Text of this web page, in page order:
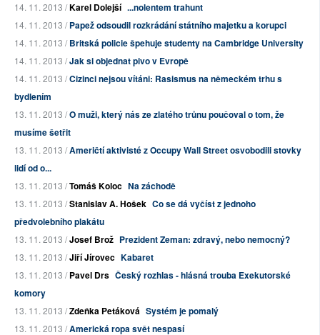
14. 11. 2013 /Karel Dolejší ...nolentem trahunt
14. 11. 2013 /Papež odsoudil rozkrádání státního majetku a korupci
14. 11. 2013 /Britská policie špehuje studenty na Cambridge University
14. 11. 2013 /Jak si objednat pivo v Evropě
14. 11. 2013 /Cizinci nejsou vítáni: Rasismus na německém trhu s
bydlením
13. 11. 2013 /O muži, který nás ze zlatého trůnu poučoval o tom, že
musíme šetřit
13. 11. 2013 /Američtí aktivisté z Occupy Wall Street osvobodili stovky
lidí od o...
13. 11. 2013 /Tomáš Koloc Na záchodě
13. 11. 2013 /Stanislav A. Hošek Co se dá vyčíst z jednoho
předvolebního plakátu
13. 11. 2013 /Josef Brož Prezident Zeman: zdravý, nebo nemocný?
13. 11. 2013 /Jiří Jírovec Kabaret
13. 11. 2013 /Pavel Drs Český rozhlas - hlásná trouba Exekutorské
komory
13. 11. 2013 /Zdeňka Petáková Systém je pomalý
13. 11. 2013 /Americká ropa svět nespasí